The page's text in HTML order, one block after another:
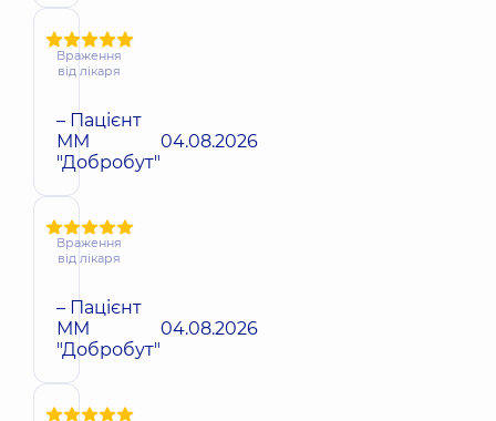
Враження
від лікаря
– Пацієнт
ММ
"Добробут"
04.08.2026
Враження
від лікаря
– Пацієнт
ММ
"Добробут"
04.08.2026